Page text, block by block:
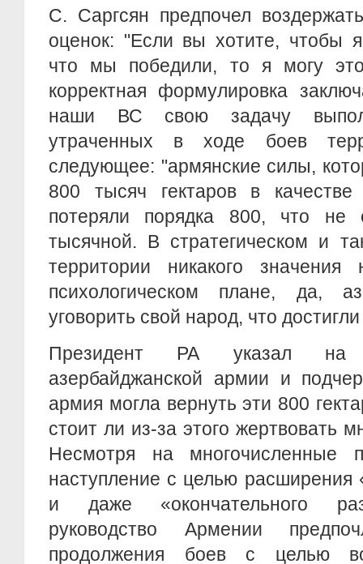
С. Саргсян предпочел
оценок: "Если вы хотите, чтобы
что мы победили, то я могу
корректная формулировка
наши ВС свою задачу
утраченных в ходе боев
следующее: "армянские силы,
800 тысяч гектаров в качестве
потеряли порядка 800, что не
тысячной. В стратегическом и
территории никакого
психологическом плане, да,
уговорить свой народ, что
Президент РА указал на
азербайджанской армии и
армия могла вернуть эти 800
стоит ли из-за этого жертвовать
Несмотря на многочисленные
наступление с целью расширения
и даже «окончательного
руководство Армении
продолжения боев с целью